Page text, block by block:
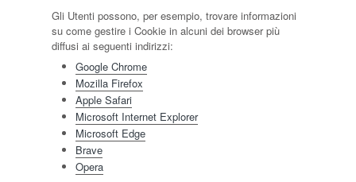
Gli Utenti possono, per esempio, trovare informazioni
su come gestire i Cookie in alcuni dei browser più
diffusi ai seguenti indirizzi:
Google Chrome
Mozilla Firefox
Apple Safari
Microsoft Internet Explorer
Microsoft Edge
Brave
Opera